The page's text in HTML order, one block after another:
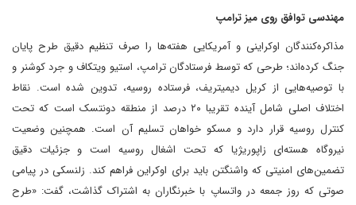
مهندسی توافق روی میز ترامپ
مذاکره‌کنندگان اوکراینی و آمریکایی هفته‌ها را صرف تنظیم دقیق طرح پایان
جنگ کرده‌اند؛ طرحی که توسط فرستادگان ترامپ، استیو ویتکاف و جرد کوشنر و
با توصیه‌هایی از کریل دیمیتریف، فرستاده روسیه، تدوین شده است. نقاط
اختلاف اصلی شامل آینده تقریبا ۲۰ درصد از منطقه دونتسک است که تحت
کنترل روسیه قرار دارد و مسکو خواهان تسلیم آن است. همچنین وضعیت
نیروگاه هسته‌ای زاپوریژیا که تحت اشغال روسیه است و جزئیات دقیق
تضمین‌های امنیتی که واشنگتن باید برای اوکراین فراهم کند. زلنسکی در پیامی
صوتی که روز جمعه در واتساپ با خبرنگاران به اشتراک گذاشت، گفت: «طرح